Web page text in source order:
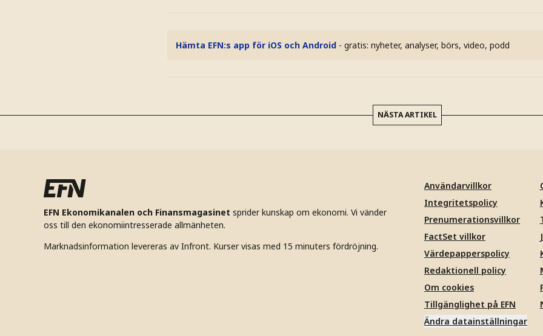
Hämta EFN:s app för iOS och Android - gratis: nyheter, analyser, börs, video, podd
NÄSTA ARTIKEL
EFN Ekonomikanalen och Finansmagasinet sprider kunskap om ekonomi. Vi vänder
oss till den ekonomiintresserade allmänheten.
Marknadsinformation levereras av Infront. Kurser visas med 15 minuters fördröjning.
Användarvillkor
Integritetspolicy
Prenumerationsvillkor
FactSet villkor
Värdepapperspolicy
Redaktionell policy
Om cookies
Tillgänglighet på EFN
Ändra datainställningar